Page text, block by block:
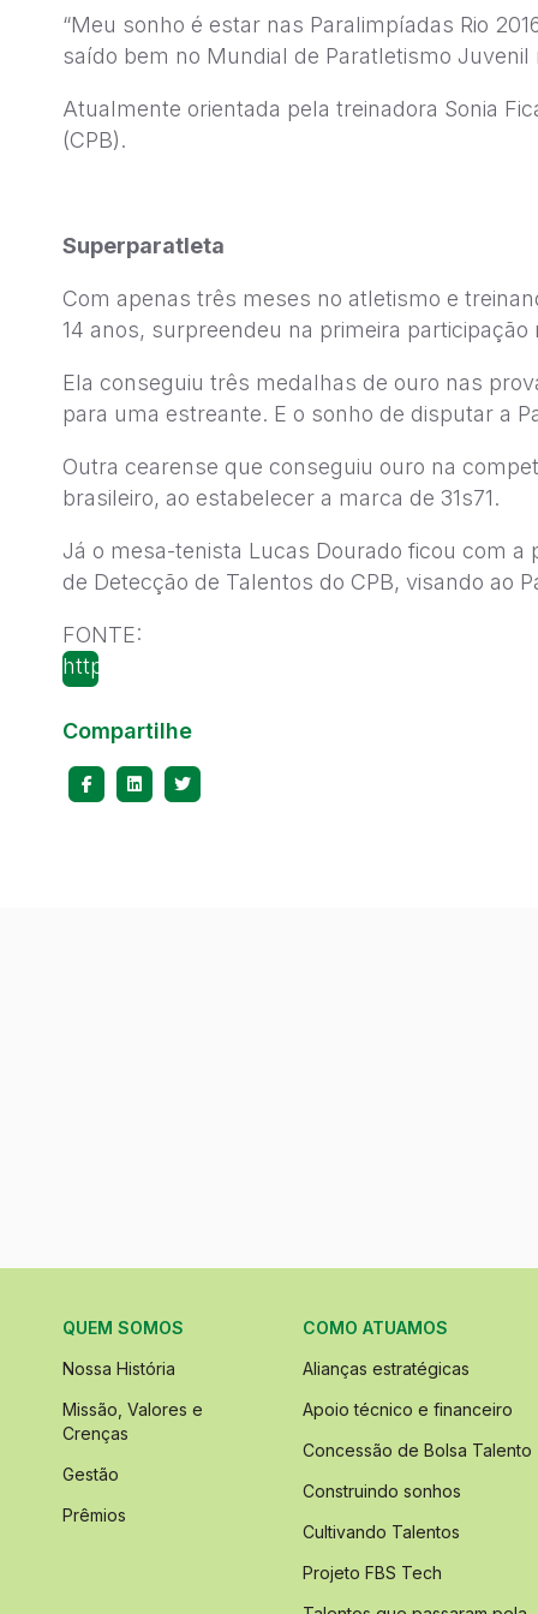
“Meu sonho é estar nas Paralimpíadas Rio
saído bem no Mundial de Paratletismo
Atualmente orientada pela treinadora Sonia
(CPB).
Superparatleta
Com apenas três meses no atletismo e
14 anos, surpreendeu na primeira
Ela conseguiu três medalhas de ouro nas
para uma estreante. E o sonho de disputar a
Outra cearense que conseguiu ouro na
brasileiro, ao estabelecer a marca de 31s71.
Já o mesa-tenista Lucas Dourado ficou com
de Detecção de Talentos do CPB, visando ao
FONTE:
http://diariodonordeste.globo.com/
Compartilhe
QUEM SOMOS
Nossa História
Missão, Valores e
Crenças
Gestão
Prêmios
COMO ATUAMOS
Alianças estratégicas
Apoio técnico e financeiro
Concessão de Bolsa Talento
Construindo sonhos
Cultivando Talentos
Projeto FBS Tech